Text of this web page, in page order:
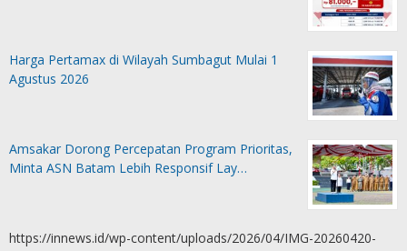
Harga Pertamax di Wilayah Sumbagut Mulai 1
Agustus 2026
Amsakar Dorong Percepatan Program Prioritas,
Minta ASN Batam Lebih Responsif Lay…
https://innews.id/wp-content/uploads/2026/04/IMG-20260420-